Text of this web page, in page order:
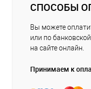
СПОСОБЫ
Вы можете
или по
на сайте онлайн.
Принимаем к